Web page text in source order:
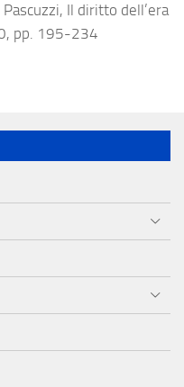
Il diritto dell’era
pp. 195-234